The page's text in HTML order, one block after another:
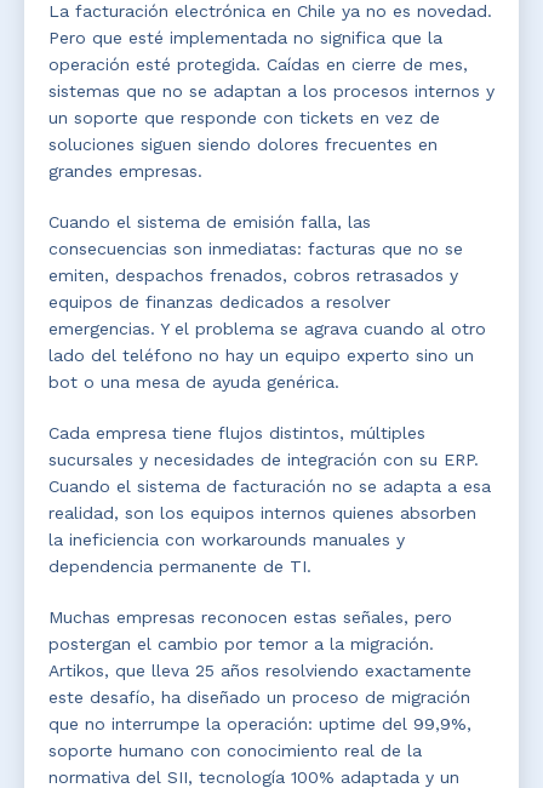
La facturación electrónica en Chile ya no es novedad.
Pero que esté implementada no significa que la
operación esté protegida. Caídas en cierre de mes,
sistemas que no se adaptan a los procesos internos y
un soporte que responde con tickets en vez de
soluciones siguen siendo dolores frecuentes en
grandes empresas.
Cuando el sistema de emisión falla, las
consecuencias son inmediatas: facturas que no se
emiten, despachos frenados, cobros retrasados y
equipos de finanzas dedicados a resolver
emergencias. Y el problema se agrava cuando al otro
lado del teléfono no hay un equipo experto sino un
bot o una mesa de ayuda genérica.
Cada empresa tiene flujos distintos, múltiples
sucursales y necesidades de integración con su ERP.
Cuando el sistema de facturación no se adapta a esa
realidad, son los equipos internos quienes absorben
la ineficiencia con workarounds manuales y
dependencia permanente de TI.
Muchas empresas reconocen estas señales, pero
postergan el cambio por temor a la migración.
Artikos, que lleva 25 años resolviendo exactamente
este desafío, ha diseñado un proceso de migración
que no interrumpe la operación: uptime del 99,9%,
soporte humano con conocimiento real de la
normativa del SII, tecnología 100% adaptada y un